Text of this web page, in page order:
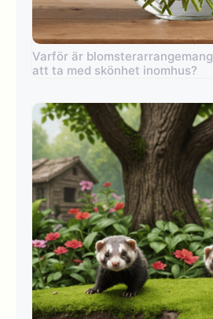
Varför är
att ta med skönhet inomhus?